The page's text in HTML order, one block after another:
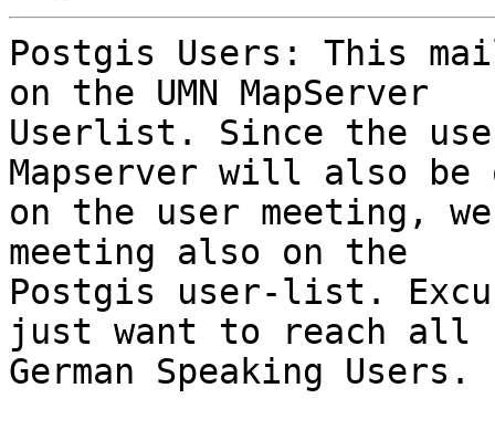
Postgis Users: This
on the UMN MapServer
Userlist. Since the use
Mapserver will also be
on the user meeting,
meeting also on the
Postgis user-list.
just want to reach all
German Speaking Users.